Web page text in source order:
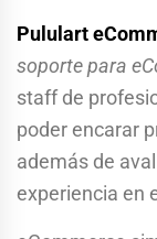
Pululart
soporte para
staff de
poder encarar
además de
experiencia en